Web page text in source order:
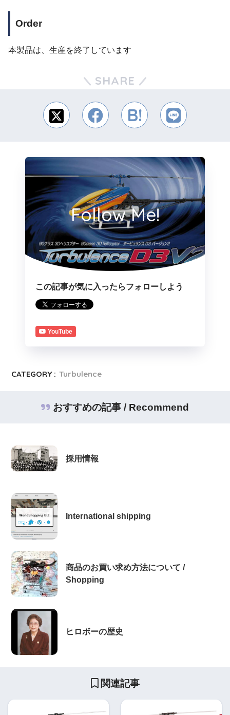
Order
本製品は、生産を終了しています
SHARE
Follow Me!
この記事が気に入ったらフォローしよう
YouTube
CATEGORY : Turbulence
おすすめの記事 / Recommend
採用情報
International shipping
商品のお買い求め方法について /
Shopping
ヒロボーの歴史
関連記事